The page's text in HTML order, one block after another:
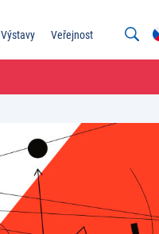
Výstavy Veřejnost